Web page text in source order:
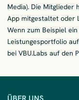
Media). Die Mitglieder
App mitgestaltet oder
Wenn zum Beispiel
Leistungesportfolio
bei VBU.Labs auf den